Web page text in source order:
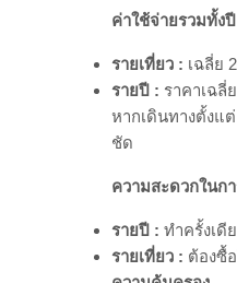
บางคนชอบจัดทริ
รวมจำนวนทริป
3)ผู้ที่มีครอบครัวอ
คนที่ต้องเดินทาง
ใจ ไม่ต้องมานั่งเ
4)ผู้ถือวีซาระยะ